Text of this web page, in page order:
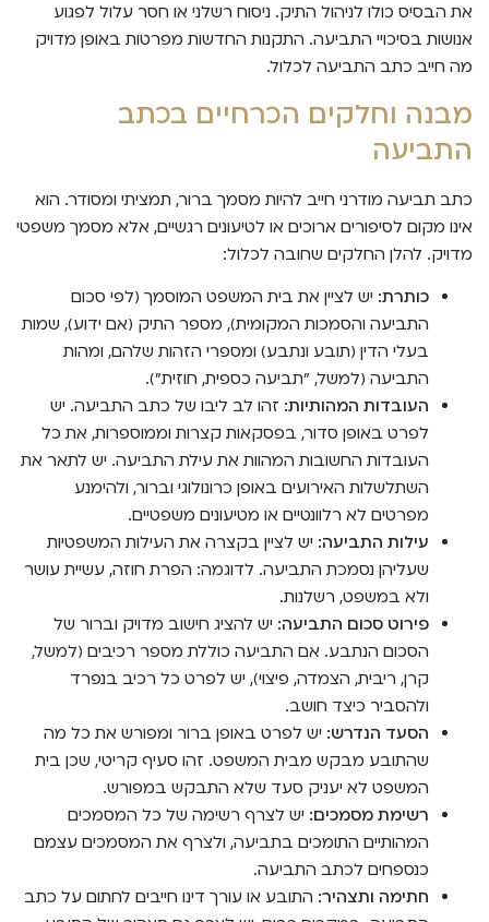
את הבסיס כולו לניהול התיק. ניסוח רשלני או חסר עלול לפגוע
אנושות בסיכויי התביעה. התקנות החדשות מפרטות באופן מדויק
מה חייב כתב התביעה לכלול.
מבנה וחלקים הכרחיים בכתב
התביעה
כתב תביעה מודרני חייב להיות מסמך ברור, תמציתי ומסודר. הוא
אינו מקום לסיפורים ארוכים או לטיעונים רגשיים, אלא מסמך משפטי
מדויק. להלן החלקים שחובה לכלול:
כותרת: יש לציין את בית המשפט המוסמך (לפי סכום
התביעה והסמכות המקומית), מספר התיק (אם ידוע), שמות
בעלי הדין (תובע ונתבע) ומספרי הזהות שלהם, ומהות
התביעה (למשל, "תביעה כספית, חוזית").
העובדות המהותיות: זהו לב ליבו של כתב התביעה. יש
לפרט באופן סדור, בפסקאות קצרות וממוספרות, את כל
העובדות החשובות המהוות את עילת התביעה. יש לתאר את
השתלשלות האירועים באופן כרונולוגי וברור, ולהימנע
מפרטים לא רלוונטיים או מטיעונים משפטיים.
עילות התביעה: יש לציין בקצרה את העילות המשפטיות
שעליהן נסמכת התביעה. לדוגמה: הפרת חוזה, עשיית עושר
ולא במשפט, רשלנות.
פירוט סכום התביעה: יש להציג חישוב מדויק וברור של
הסכום הנתבע. אם התביעה כוללת מספר רכיבים (למשל,
קרן, ריבית, הצמדה, פיצוי), יש לפרט כל רכיב בנפרד
ולהסביר כיצד חושב.
הסעד הנדרש: יש לפרט באופן ברור ומפורש את כל מה
שהתובע מבקש מבית המשפט. זהו סעיף קריטי, שכן בית
המשפט לא יעניק סעד שלא התבקש במפורש.
רשימת מסמכים: יש לצרף רשימה של כל המסמכים
המהותיים התומכים בתביעה, ולצרף את המסמכים עצמם
כנספחים לכתב התביעה.
חתימה ותצהיר: התובע או עורך דינו חייבים לחתום על כתב